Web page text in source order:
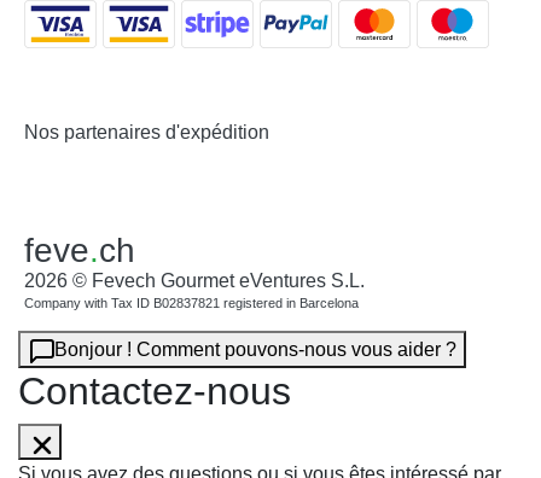
Nos partenaires d'expédition
feve.ch
2026 © Fevech Gourmet eVentures S.L.
Company with Tax ID B02837821 registered in Barcelona
Bonjour ! Comment pouvons-nous vous aider ?
Contactez-nous
Si vous avez des questions ou si vous êtes intéressé par